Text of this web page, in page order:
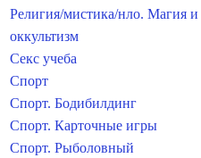
Религия/мистика/нло. Магия и
оккультизм
Секс учеба
Спорт
Спорт. Бодибилдинг
Спорт. Карточные игры
Спорт. Рыболовный